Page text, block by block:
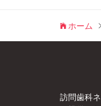
ホーム
訪問歯科